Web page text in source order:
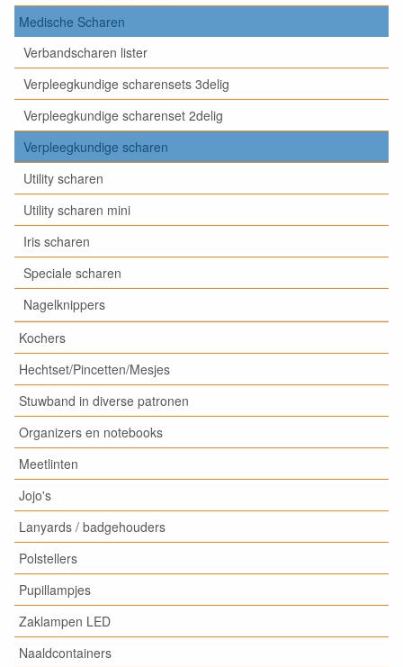
Medische Scharen
Verbandscharen lister
Verpleegkundige scharensets 3delig
Verpleegkundige scharenset 2delig
Verpleegkundige scharen
Utility scharen
Utility scharen mini
Iris scharen
Speciale scharen
Nagelknippers
Kochers
Hechtset/Pincetten/Mesjes
Stuwband in diverse patronen
Organizers en notebooks
Meetlinten
Jojo's
Lanyards / badgehouders
Polstellers
Pupillampjes
Zaklampen LED
Naaldcontainers